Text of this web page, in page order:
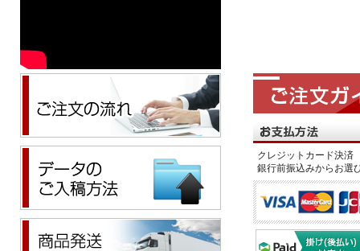
クレジットカード決
銀行前振込みからお選